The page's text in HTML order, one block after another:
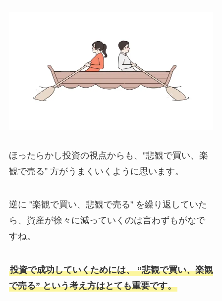
ほったらかし投資の視点からも、”悲観で買い、楽
観で売る” 方がうまくいくように思います。
逆に ”楽観で買い、悲観で売る” を繰り返していた
ら、資産が徐々に減っていくのは言わずもがなで
すね。
投資で成功していくためには、 ”悲観で買い、楽観
で売る” という考え方はとても重要です。